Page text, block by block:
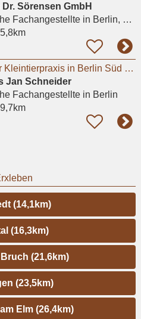
Sörensen GmbH
Fachangestelltein Berlin, Lichterfelde
TFA (m/w/d) für Kleintierpraxis in Berlin Süd gesucht (20-35h)
Jan Schneider
Fachangestelltein Berlin
(14,1km)
(16,3km)
(21,6km)
(23,5km)
Elm (26,4km)